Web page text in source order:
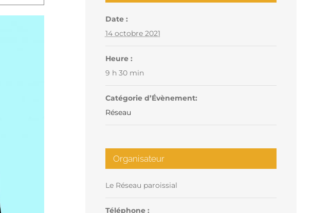
Date :
14 octobre 2021
Heure :
9 h 30 min
Catégorie d’Évènement:
Réseau
Organisateur
Le Réseau paroissial
Téléphone :